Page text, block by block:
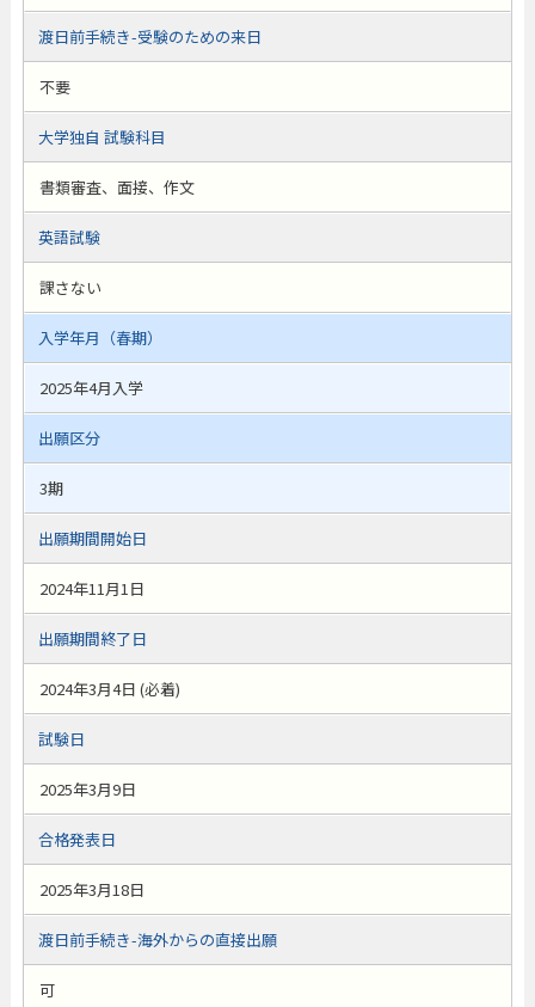
渡日前手続き-受験のための来日
不要
大学独自 試験科目
書類審査、面接、作文
英語試験
課さない
入学年月（春期）
2025年4月入学
出願区分
3期
出願期間開始日
2024年11月1日
出願期間終了日
2024年3月4日 (必着)
試験日
2025年3月9日
合格発表日
2025年3月18日
渡日前手続き-海外からの直接出願
可